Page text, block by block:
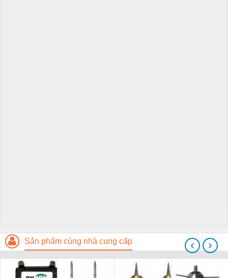
Sản phẩm cùng nhà cung cấp ‹ ›